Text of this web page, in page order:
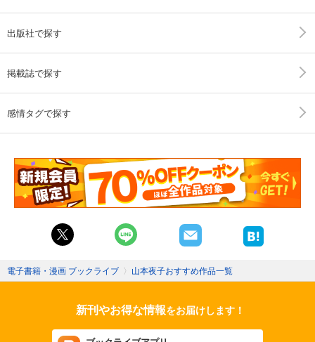
出版社で探す
掲載誌で探す
感情タグで探す
電子書籍・漫画 ブックライブ 〉 山本夜子おすすめ作品一覧
新刊やお得な情報をお届けします！